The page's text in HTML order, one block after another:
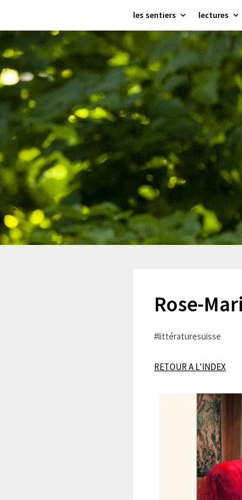
content
les sentiers lectures
Rose-
#littératuresuisse
RETOUR A L’INDEX